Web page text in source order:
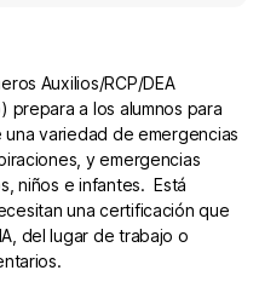
Auxilios/RCP/DEA
a los alumnos para
variedad de emergencias
y emergencias
niños e infantes. Está
una certificación que
del lugar de trabajo o